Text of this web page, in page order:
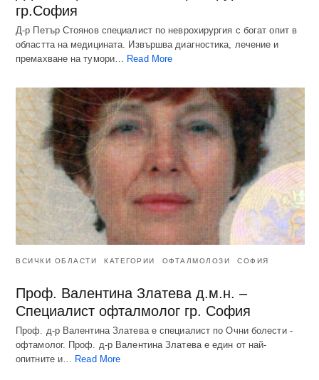
гр.София
Д-р Петър Стоянов специалист по неврохирургия с богат опит в
областта на медицината. Извършва диагностика, лечение и
премахване на тумори…
Read More
ВСИЧКИ ОБЛАСТИ КАТЕГОРИИ ОФТАЛМОЛОЗИ СОФИЯ
Проф. Валентина Златева д.м.н. –
Специалист офталмолог гр. София
Проф. д-р Валентина Златева е специалист по Очни болести -
офтамолог. Проф. д-р Валентина Златева е един от най-
опитните и… Read More